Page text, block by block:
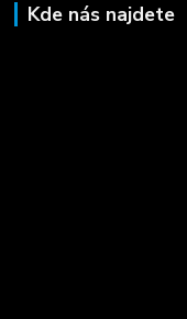
Kde nás najdete